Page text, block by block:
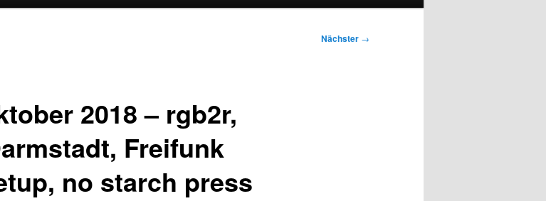
Nächster →
2018 – rgb2r,
Freifunk
no starch press